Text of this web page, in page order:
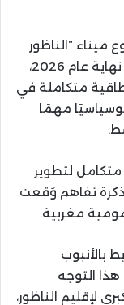
ميناء “الناظور
غرب المتوسط”، المرتقب تشغيله بحلول نهاية عام 2026،
متكاملة في
مهمًا
لتطوير
تفاهم وُقعت
بالأنبوب
التوجه
لإقليم الناظور،